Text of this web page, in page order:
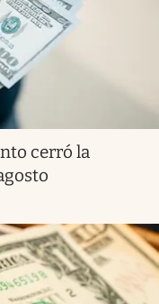
cerró la